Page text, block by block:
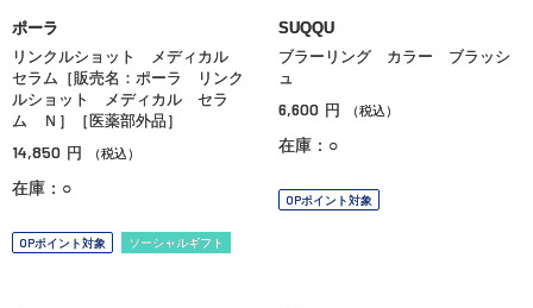
ポーラ
リンクルショット メディカル
セラム［販売名：ポーラ リンク
ルショット メディカル セラ
ム Ｎ］［医薬部外品］
14,850 円 （税込）
在庫：○
OPポイント対象 ソーシャルギフト
SUQQU
ブラーリング カラー ブラッシ
ュ
6,600 円 （税込）
在庫：○
OPポイント対象